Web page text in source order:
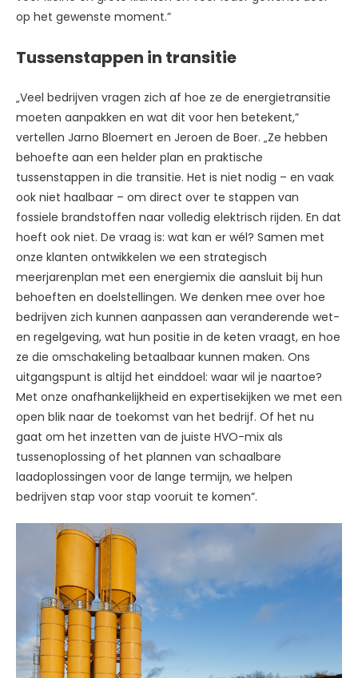
op het gewenste moment.”
Tussenstappen in transitie
„Veel bedrijven vragen zich af hoe ze de energietransitie
moeten aanpakken en wat dit voor hen betekent,”
vertellen Jarno Bloemert en Jeroen de Boer. „Ze hebben
behoefte aan een helder plan en praktische
tussenstappen in die transitie. Het is niet nodig – en vaak
ook niet haalbaar – om direct over te stappen van
fossiele brandstoffen naar volledig elektrisch rijden. En dat
hoeft ook niet. De vraag is: wat kan er wél? Samen met
onze klanten ontwikkelen we een strategisch
meerjarenplan met een energiemix die aansluit bij hun
behoeften en doelstellingen. We denken mee over hoe
bedrijven zich kunnen aanpassen aan veranderende wet-
en regelgeving, wat hun positie in de keten vraagt, en hoe
ze die omschakeling betaalbaar kunnen maken. Ons
uitgangspunt is altijd het einddoel: waar wil je naartoe?
Met onze onafhankelijkheid en expertisekijken we met een
open blik naar de toekomst van het bedrijf. Of het nu
gaat om het inzetten van de juiste HVO-mix als
tussenoplossing of het plannen van schaalbare
laadoplossingen voor de lange termijn, we helpen
bedrijven stap voor stap vooruit te komen”.